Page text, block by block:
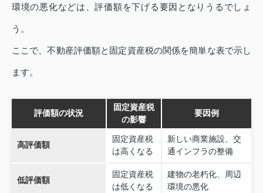
環境の悪化などは、評価額を下げる要因となりうるでしょ
う。
ここで、不動産評価額と固定資産税の関係を簡単な表で示し
ます。
評価額の状況
固定資産税
の影響
要因例
高評価額
固定資産税
は高くなる
新しい商業施設、交
通インフラの整備
低評価額
固定資産税
は低くなる
建物の老朽化、周辺
環境の悪化